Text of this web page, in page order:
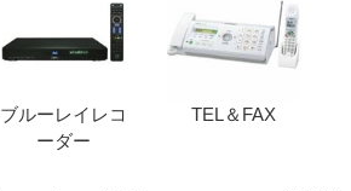
ブルーレイレコ
ーダー
TEL＆FAX